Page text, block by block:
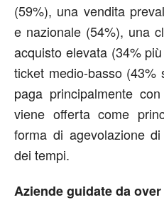
(59%), una vendita
e nazionale (54%), una
acquisto elevata (34%
ticket medio-basso
paga principalmente
viene offerta come
forma di agevolazione
dei tempi.
Aziende guidate da over